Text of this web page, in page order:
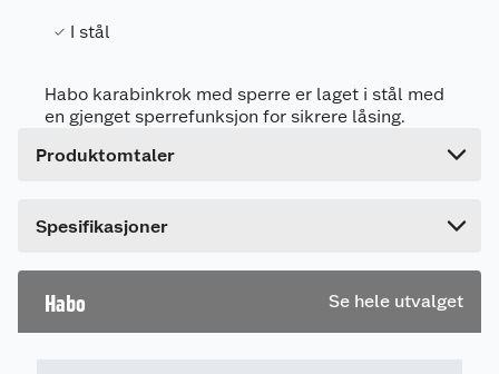
I stål
Habo karabinkrok med sperre er laget i stål med
en gjenget sperrefunksjon for sikrere låsing.
Produktomtaler
Spesifikasjoner
Størrelse
Bruttovekt
0.13 kg
Høyde
1.5 cm
Habo Se hele utvalget